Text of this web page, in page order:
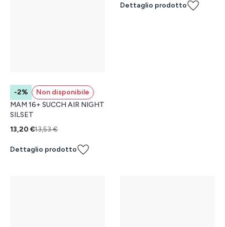
-2%
Non disponibile
MAM 16+ SUCCH AIR NIGHT
SILSET
13,20 €13,53 €
Dettaglio prodotto
Dettaglio prodotto